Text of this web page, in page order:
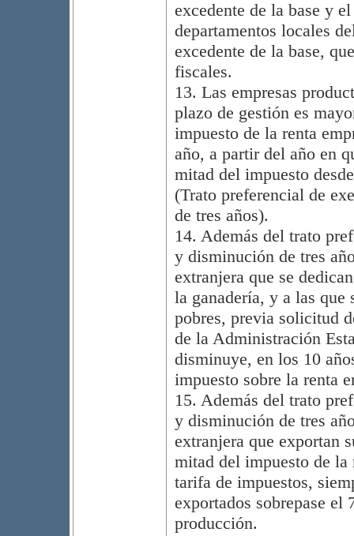
excedente de la base y
departamentos locales
excedente de la base,
fiscales.
13. Las empresas
plazo de gestión es
impuesto de la renta
año, a partir del año en
mitad del impuesto
(Trato preferencial de
de tres años).
14. Además del trato
y disminución de tres
extranjera que se
la ganadería, y a las que
pobres, previa solicitud
de la Administración
disminuye, en los 10
impuesto sobre la renta
15. Además del trato
y disminución de tres
extranjera que exportan
mitad del impuesto de la
tarifa de impuestos,
exportados sobrepase
producción.